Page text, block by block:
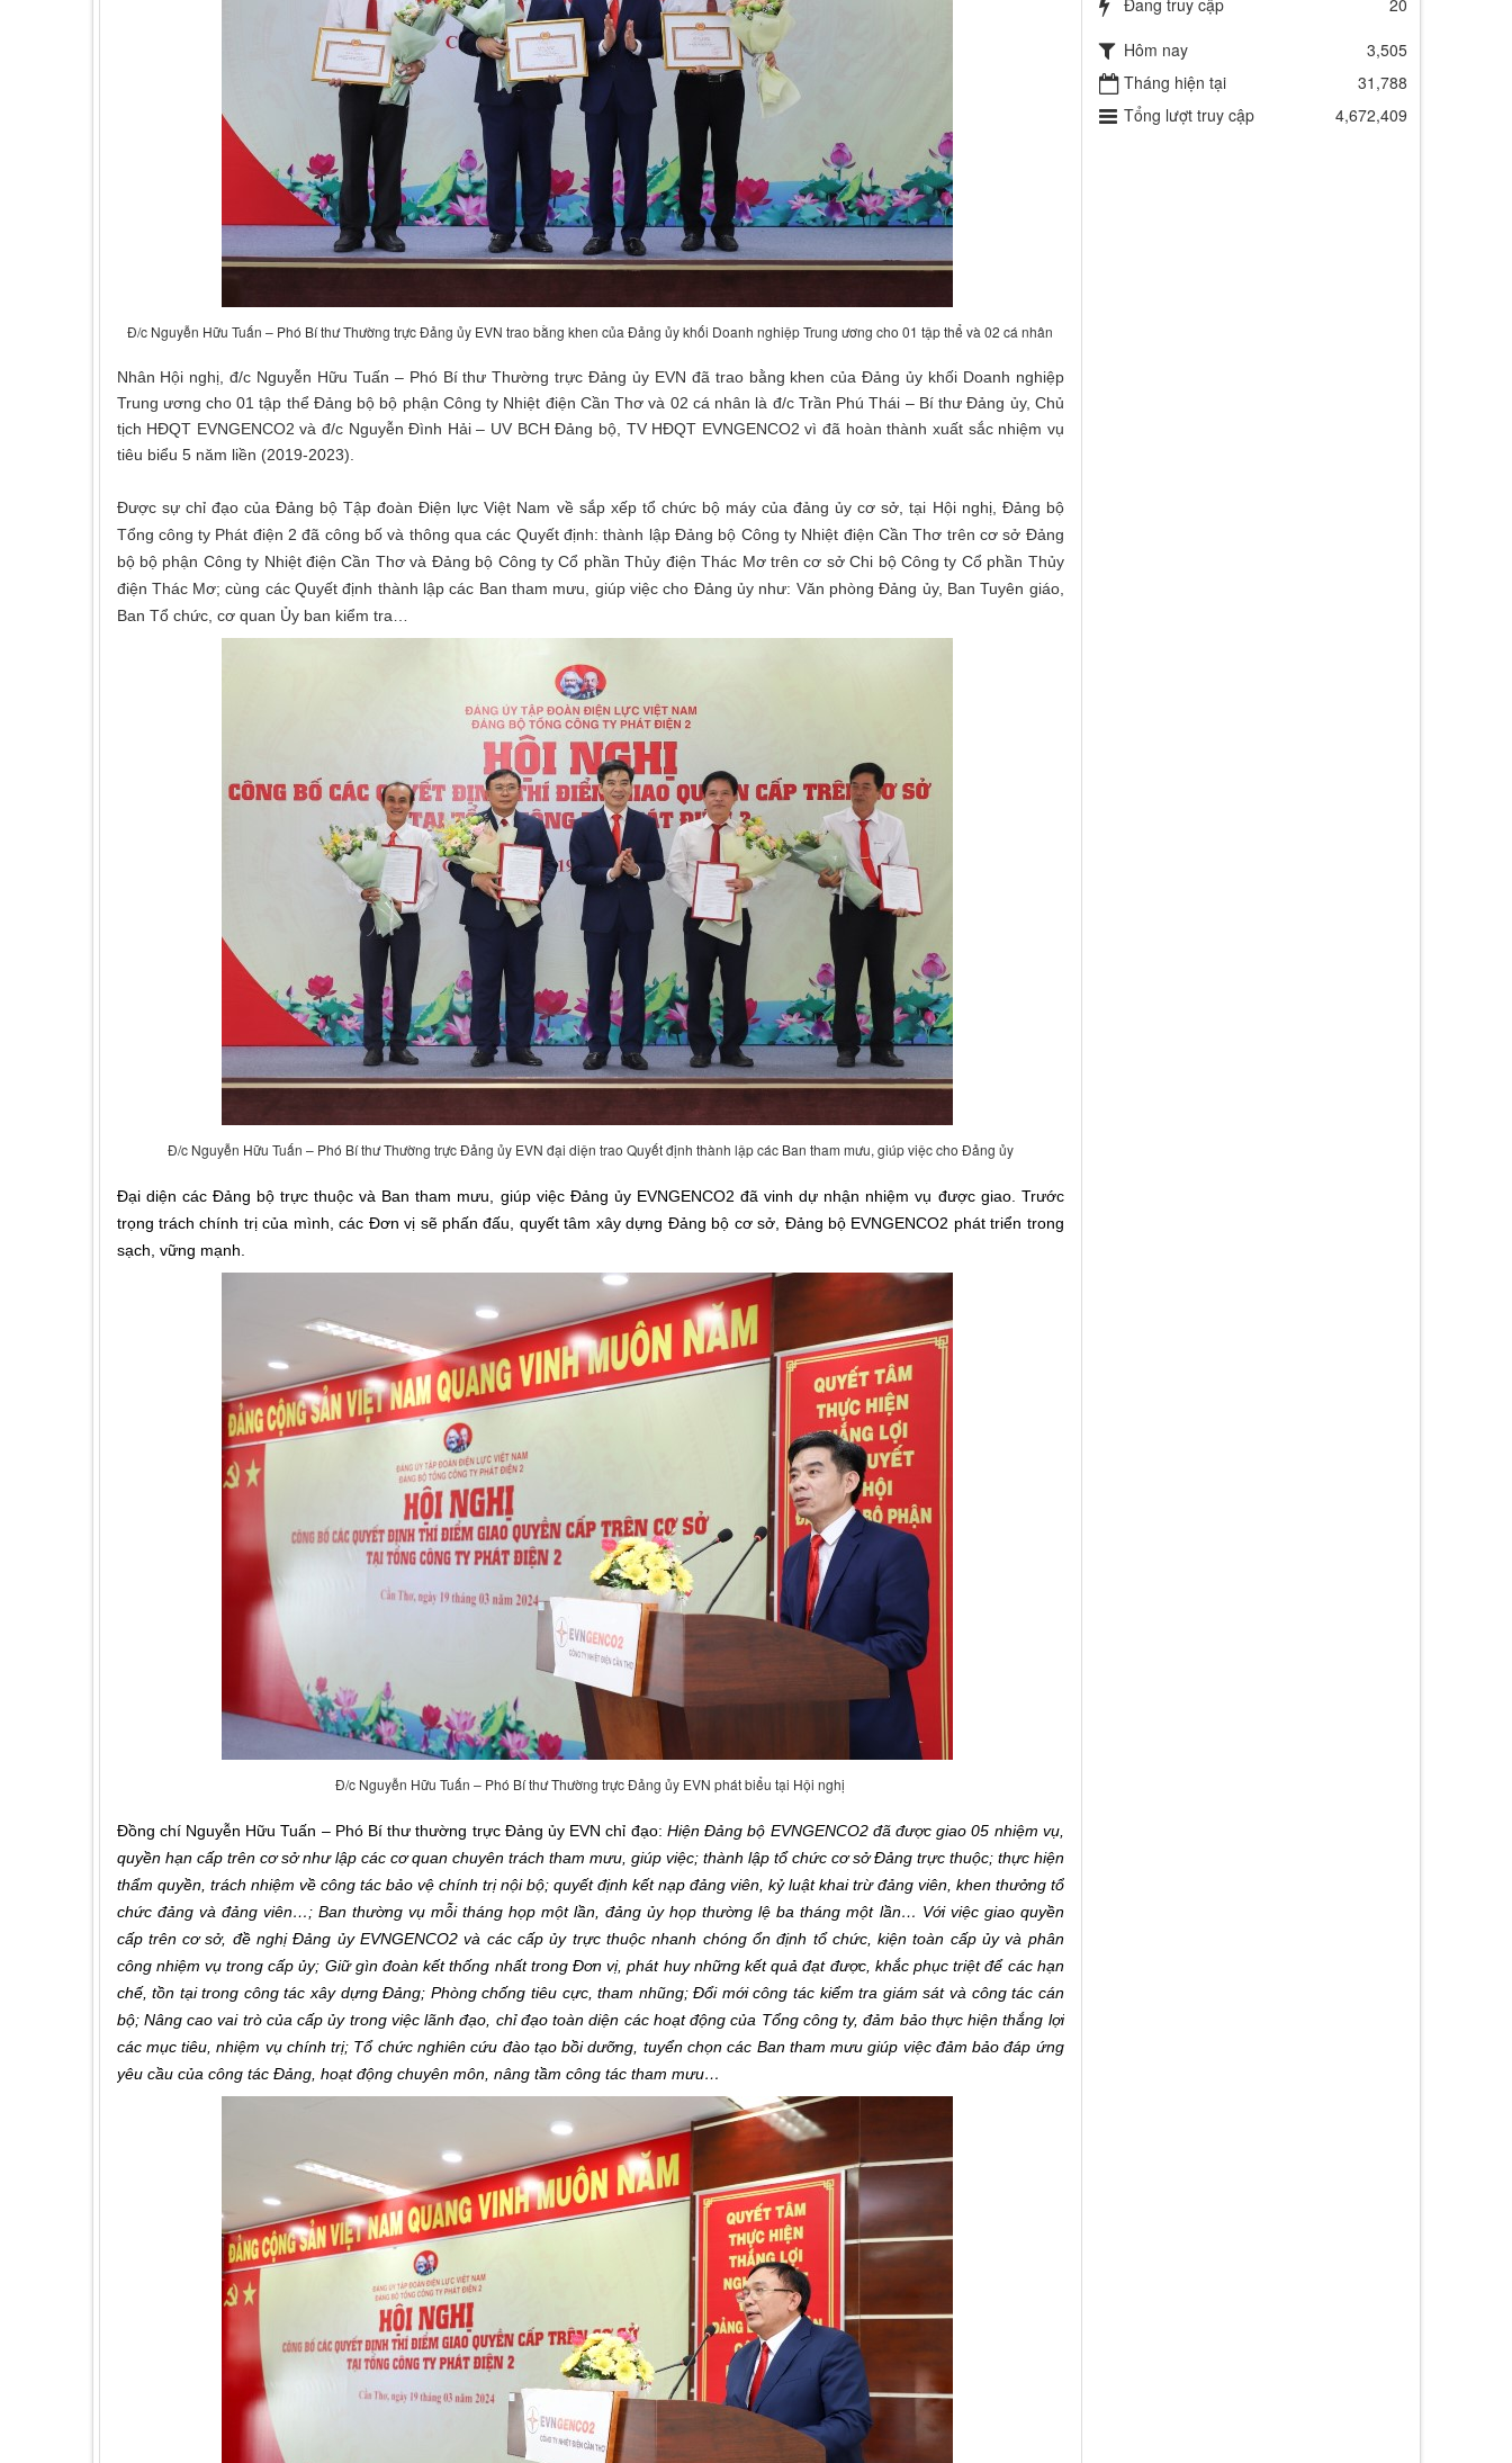
Đ/c Nguyễn Hữu Tuấn – Phó Bí thư Thường trực Đảng ủy EVN trao bằng khen của Đảng ủy khối Doanh nghiệp Trung ương cho 01 tập thể và 02 cá nhân
Nhân Hội nghị, đ/c Nguyễn Hữu Tuấn – Phó Bí thư Thường trực Đảng ủy EVN đã trao bằng khen của Đảng ủy khối Doanh nghiệp
Trung ương cho 01 tập thể Đảng bộ bộ phận Công ty Nhiệt điện Cần Thơ và 02 cá nhân là đ/c Trần Phú Thái – Bí thư Đảng ủy, Chủ
tịch HĐQT EVNGENCO2 và đ/c Nguyễn Đình Hải – UV BCH Đảng bộ, TV HĐQT EVNGENCO2 vì đã hoàn thành xuất sắc nhiệm vụ
tiêu biểu 5 năm liền (2019-2023).
Được sự chỉ đạo của Đảng bộ Tập đoàn Điện lực Việt Nam về sắp xếp tổ chức bộ máy của đảng ủy cơ sở, tại Hội nghị, Đảng bộ
Tổng công ty Phát điện 2 đã công bố và thông qua các Quyết định: thành lập Đảng bộ Công ty Nhiệt điện Cần Thơ trên cơ sở Đảng
bộ bộ phận Công ty Nhiệt điện Cần Thơ và Đảng bộ Công ty Cổ phần Thủy điện Thác Mơ trên cơ sở Chi bộ Công ty Cổ phần Thủy
điện Thác Mơ; cùng các Quyết định thành lập các Ban tham mưu, giúp việc cho Đảng ủy như: Văn phòng Đảng ủy, Ban Tuyên giáo,
Ban Tổ chức, cơ quan Ủy ban kiểm tra…
Đ/c Nguyễn Hữu Tuấn – Phó Bí thư Thường trực Đảng ủy EVN đại diện trao Quyết định thành lập các Ban tham mưu, giúp việc cho Đảng ủy
Đại diện các Đảng bộ trực thuộc và Ban tham mưu, giúp việc Đảng ủy EVNGENCO2 đã vinh dự nhận nhiệm vụ được giao. Trước
trọng trách chính trị của mình, các Đơn vị sẽ phấn đấu, quyết tâm xây dựng Đảng bộ cơ sở, Đảng bộ EVNGENCO2 phát triển trong
sạch, vững mạnh.
Đ/c Nguyễn Hữu Tuấn – Phó Bí thư Thường trực Đảng ủy EVN phát biểu tại Hội nghị
Đồng chí Nguyễn Hữu Tuấn – Phó Bí thư thường trực Đảng ủy EVN chỉ đạo: Hiện Đảng bộ EVNGENCO2 đã được giao 05 nhiệm vụ,
quyền hạn cấp trên cơ sở như lập các cơ quan chuyên trách tham mưu, giúp việc; thành lập tổ chức cơ sở Đảng trực thuộc; thực hiện
thẩm quyền, trách nhiệm về công tác bảo vệ chính trị nội bộ; quyết định kết nạp đảng viên, kỷ luật khai trừ đảng viên, khen thưởng tổ
chức đảng và đảng viên…; Ban thường vụ mỗi tháng họp một lần, đảng ủy họp thường lệ ba tháng một lần… Với việc giao quyền
cấp trên cơ sở, đề nghị Đảng ủy EVNGENCO2 và các cấp ủy trực thuộc nhanh chóng ổn định tổ chức, kiện toàn cấp ủy và phân
công nhiệm vụ trong cấp ủy; Giữ gìn đoàn kết thống nhất trong Đơn vị, phát huy những kết quả đạt được, khắc phục triệt để các hạn
chế, tồn tại trong công tác xây dựng Đảng; Phòng chống tiêu cực, tham nhũng; Đổi mới công tác kiểm tra giám sát và công tác cán
bộ; Nâng cao vai trò của cấp ủy trong việc lãnh đạo, chỉ đạo toàn diện các hoạt động của Tổng công ty, đảm bảo thực hiện thắng lợi
các mục tiêu, nhiệm vụ chính trị; Tổ chức nghiên cứu đào tạo bồi dưỡng, tuyển chọn các Ban tham mưu giúp việc đảm bảo đáp ứng
yêu cầu của công tác Đảng, hoạt động chuyên môn, nâng tầm công tác tham mưu…
Hôm nay
3,505
Tháng hiện tại
31,788
Tổng lượt truy cập
4,672,409